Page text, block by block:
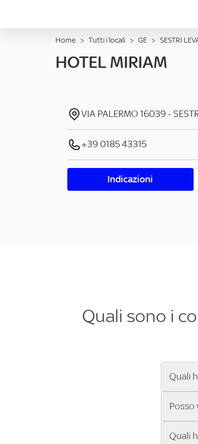
Home > Tutti i locali > GE > SESTRI
HOTEL MIRIAM
VIA PALERMO 16039-
+39 0185 43315
Indicazioni
Quali sono i
Quali
Se
che
Posso
Sì, gli
Quali